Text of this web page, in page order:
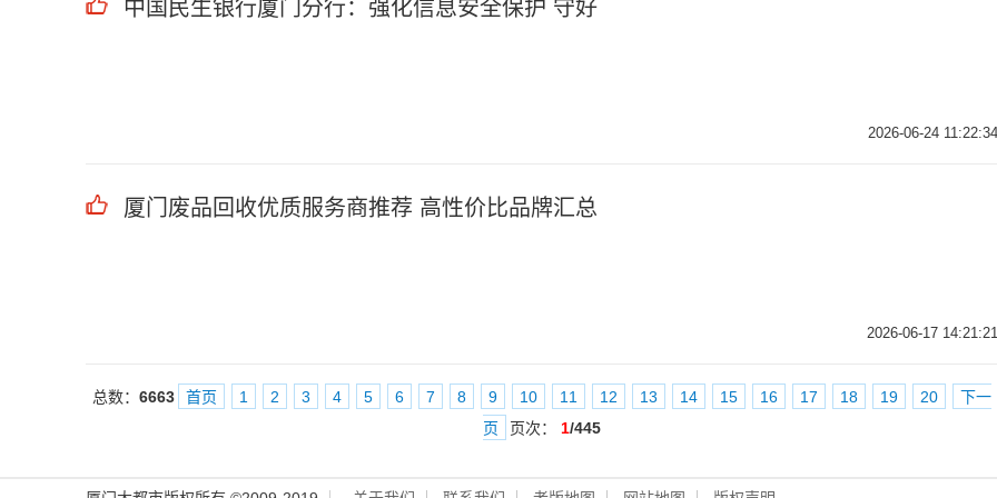
中国民生银行厦门分行：强化信息安全保护 守好
2026-06-24 11:22:34
厦门废品回收优质服务商推荐 高性价比品牌汇总
2026-06-17 14:21:21
总数： 6663 首页 1 2 3 4 5 6 7 8 9 10 11 12 13 14 15 16 17 18 19 20
下一
页
页次： 1/445